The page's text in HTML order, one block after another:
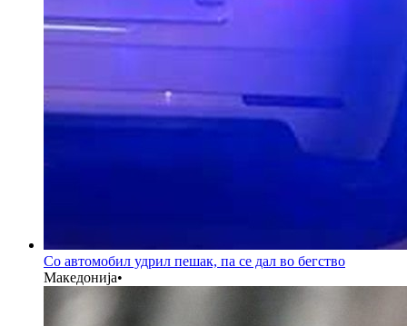
Со автомобил удрил пешак, па се дал во бегство
Македонија•